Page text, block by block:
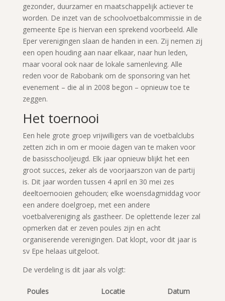
gezonder, duurzamer en maatschappelijk actiever te
worden. De inzet van de schoolvoetbalcommissie in de
gemeente Epe is hiervan een sprekend voorbeeld. Alle
Eper verenigingen slaan de handen in een. Zij nemen zij
een open houding aan naar elkaar, naar hun leden,
maar vooral ook naar de lokale samenleving. Alle
reden voor de Rabobank om de sponsoring van het
evenement – die al in 2008 begon – opnieuw toe te
zeggen.
Het toernooi
Een hele grote groep vrijwilligers van de voetbalclubs
zetten zich in om er mooie dagen van te maken voor
de basisschooljeugd. Elk jaar opnieuw blijkt het een
groot succes, zeker als de voorjaarszon van de partij
is. Dit jaar worden tussen 4 april en 30 mei zes
deeltoernooien gehouden; elke woensdagmiddag voor
een andere doelgroep, met een andere
voetbalvereniging als gastheer. De oplettende lezer zal
opmerken dat er zeven poules zijn en acht
organiserende verenigingen. Dat klopt, voor dit jaar is
sv Epe helaas uitgeloot.
De verdeling is dit jaar als volgt:
Poules Locatie
Datum